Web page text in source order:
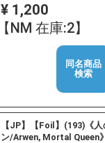
¥ 1,200
【NM 在庫:2】
同名商品
検索
【JP】【Foil】(193)《
ン/Arwen, Mortal Queen